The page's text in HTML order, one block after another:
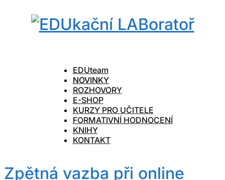
EDUteam
NOVINKY
ROZHOVORY
E-SHOP
KURZY PRO UČITELE
FORMATIVNÍ HODNOCENÍ
KNIHY
KONTAKT
Zpětná vazba při online